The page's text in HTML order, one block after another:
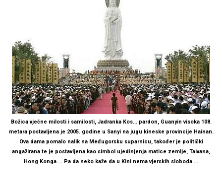
Božica vječne milosti i samilosti, Jadranka Kos... pardon, Guanyin visoka 108.
metara postavljena je 2005. godine u Sanyi na jugu kineske provincije Hainan.
Ova dama pomalo nalik na Međugorsku suparnicu, također je politički
angažirana te je postavljena kao simbol ujedinjenja matice zemlje, Taivana,
Hong Konga ... Pa da neko kaže da u Kini nema vjerskih sloboda ...